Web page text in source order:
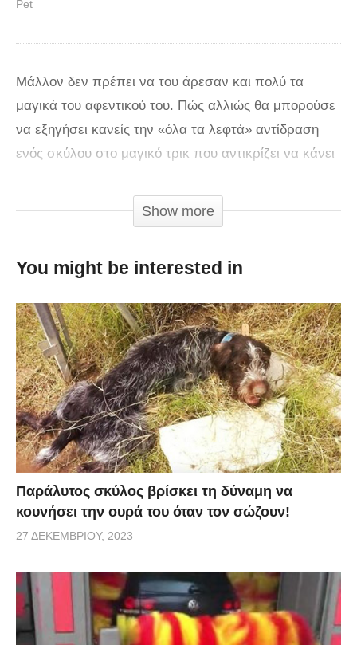
Pet
Μάλλον δεν πρέπει να του άρεσαν και πολύ τα
μαγικά του αφεντικού του. Πώς αλλιώς θα μπορούσε
να εξηγήσει κανείς την «όλα τα λεφτά» αντίδραση
ενός σκύλου στο μαγικό τρικ που αντικρίζει να κάνει
του κάτι που κρατά. Ο σκύλος παραξενεύεται και ο
τρόπος αντιδρά κλέβει τη δόξα από το μαγικό του
Show more
You might be interested in
Παράλυτος σκύλος βρίσκει τη δύναμη να
κουνήσει την ουρά του όταν τον σώζουν!
27 ΔΕΚΕΜΒΡΊΟΥ, 2023